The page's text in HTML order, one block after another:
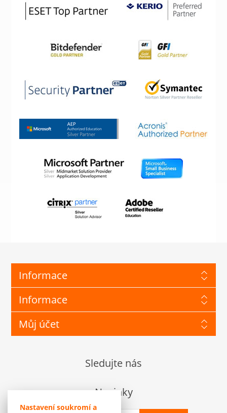
Nastavení soukromí a
Informace
Informace
Můj účet
Sledujte nás
Novinky